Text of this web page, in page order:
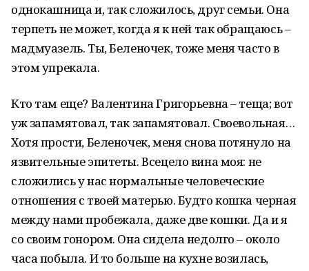
однокашница и, так сложилось, друг семьи. Она
терпеть не может, когда я к ней так обращаюсь –
мадмуазель. Ты, Беленочек, тоже меня часто в
этом упрекала.
Кто там еще? Валентина Григорьевна – теща; вот
уж запамятовал, так запамятовал. Своевольная…
Хотя прости, Беленочек, меня снова потянуло на
язвительные эпитеты. Всецело вина моя: не
сложились у нас нормальные человеческие
отношения с твоей матерью. Будто кошка черная
между нами пробежала, даже две кошки. Да и я
со своим гонором. Она сидела недолго – около
часа побыла. И то больше на кухне возилась,